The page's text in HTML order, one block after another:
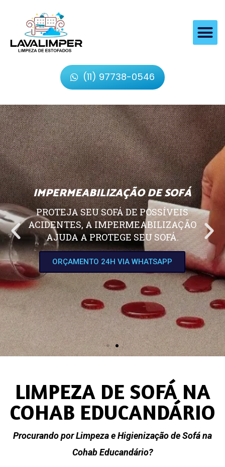
(11) 97738-0546
IMPERMEABILIZAÇÃO DE SOFÁ
PROTEJA SEU SOFÁ DE POSSÍVEIS
ACIDENTES, A IMPERMEABILIZAÇÃO
AJUDA A PROTEGE SEU SOFÁ.
ORÇAMENTO 24H VIA WHATSAPP
LIMPEZA DE SOFÁ NA
COHAB EDUCANDÁRIO
Procurando por Limpeza e Higienização de Sofá na
Cohab Educandário?